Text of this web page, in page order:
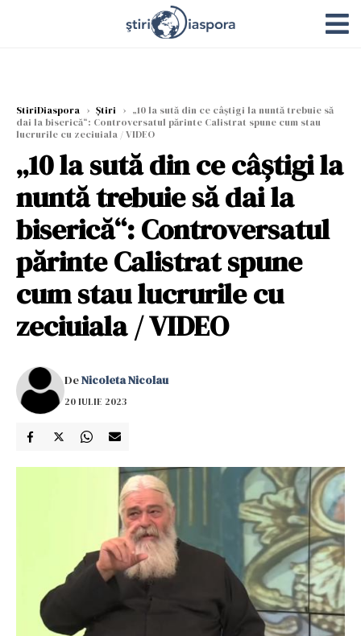
StiriDiaspora › Știri › „10 la sută din ce câștigi la nuntă trebuie să
dai la biserică“: Controversatul părinte Calistrat spune cum stau
lucrurile cu zeciuiala / VIDEO
„10 la sută din ce câștigi la
nuntă trebuie să dai la
biserică“: Controversatul
părinte Calistrat spune
cum stau lucrurile cu
zeciuiala / VIDEO
DeNicoleta Nicolau
20 IULIE 2023